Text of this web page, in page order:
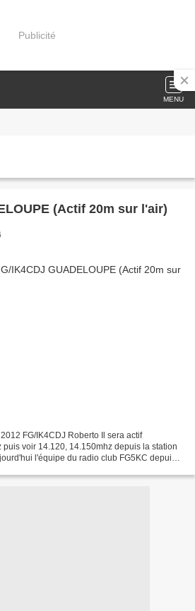
Publicité
MENU
(Actif 20m sur l'air)
FG/IK4CDJ Roberto Il sera actif
voir 14.120, 14.150mhz depuis la station
l'équipe du radio club FG5KC depuis